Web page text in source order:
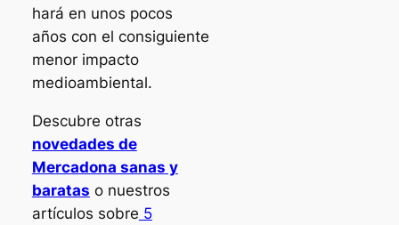
hará en unos pocos
años con el consiguiente
menor impacto
medioambiental.
Descubre otras
novedades de
Mercadona sanas y
baratas o nuestros
artículos sobre 5